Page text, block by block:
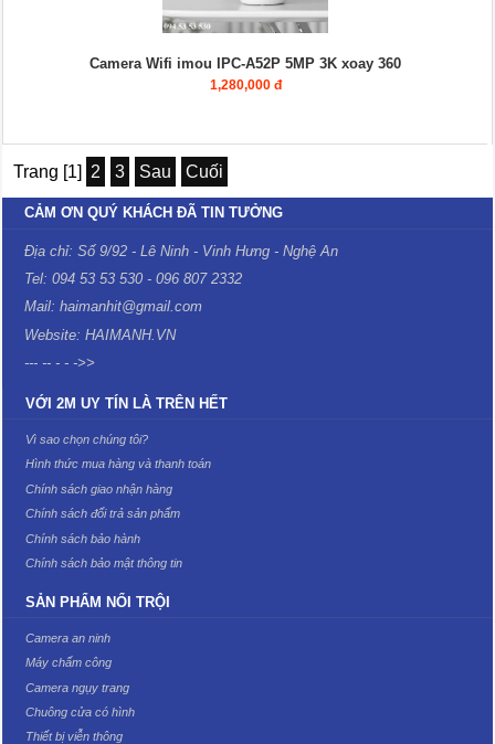
Camera Wifi imou IPC-A52P 5MP 3K xoay 360
1,280,000 đ
Trang [1] 2 3 Sau Cuối
CẢM ƠN QUÝ KHÁCH ĐÃ TIN TƯỞNG
Địa chỉ: Số 9/92 - Lê Ninh - Vinh Hưng - Nghệ An
Tel: 094 53 53 530 - 096 807 2332
Mail: haimanhit@gmail.com
Website: HAIMANH.VN
--- -- - - ->>
VỚI 2M UY TÍN LÀ TRÊN HẾT
Vì sao chọn chúng tôi?
Hình thức mua hàng và thanh toán
Chính sách giao nhận hàng
Chính sách đổi trả sản phẩm
Chính sách bảo hành
Chính sách bảo mật thông tin
SẢN PHẨM NỔI TRỘI
Camera an ninh
Máy chấm công
Camera ngụy trang
Chuông cửa có hình
Thiết bị viễn thông